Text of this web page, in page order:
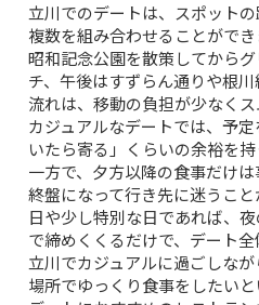
立川でのデートは、スポット
複数を組み合わせることがで
昭和記念公園を散策してから
チ、午後はすずらん通りや根
流れは、移動の負担が少なくス
カジュアルなデートでは、予
いたら寄る」くらいの余裕を
一方で、夕方以降の食事だけは
終盤になって行き先に迷うこ
日や少し特別な日であれば、
で締めくくるだけで、デート全
立川でカジュアルに過ごしな
場所でゆっくり食事をしたいと